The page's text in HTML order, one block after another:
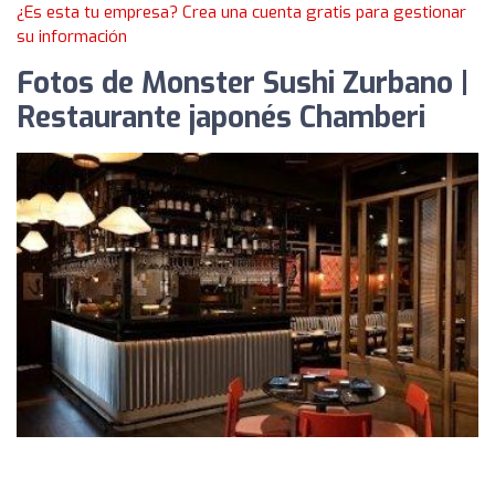
¿Es esta tu empresa? Crea una cuenta gratis para gestionar
su información
Fotos de Monster Sushi Zurbano |
Restaurante japonés Chamberi